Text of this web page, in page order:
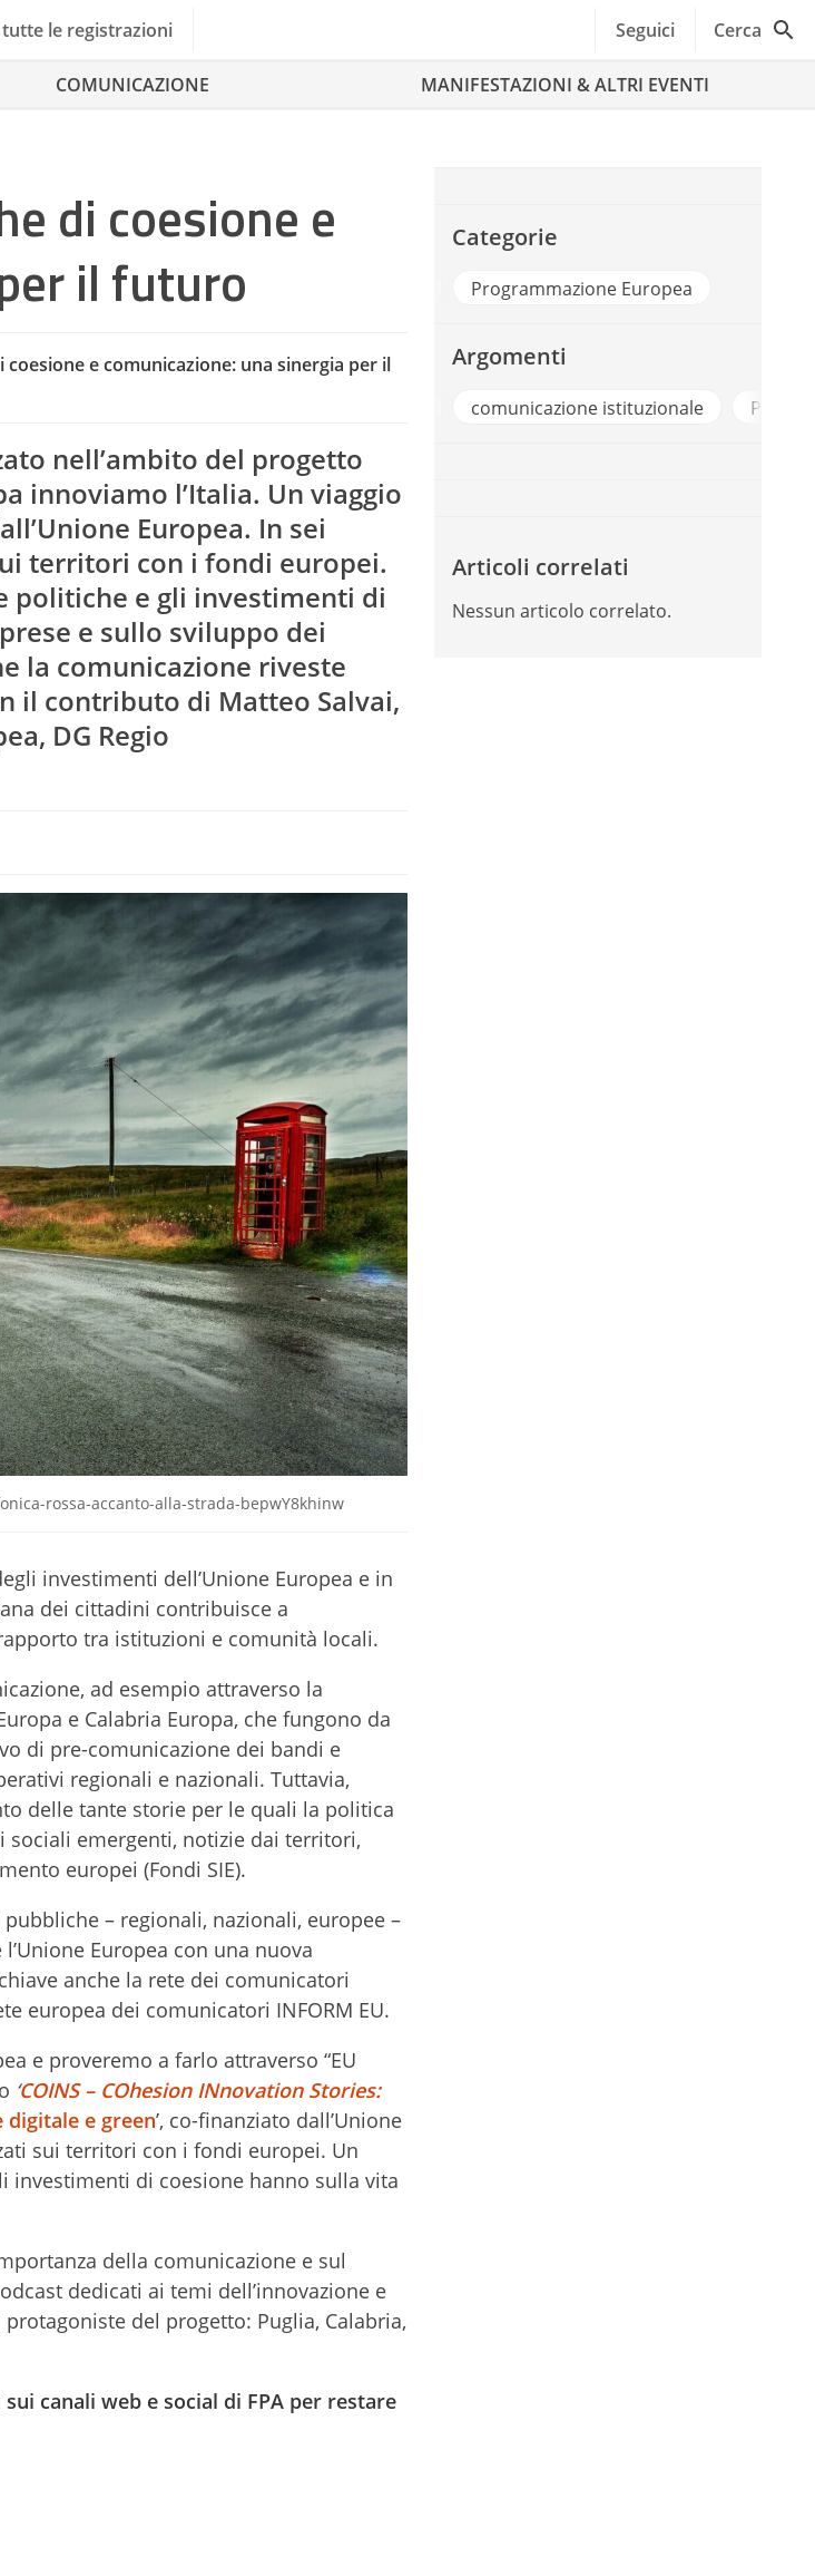
tutte le registrazioni Seguici Cerca
COMUNICAZIONE MANIFESTAZIONI & ALTRI EVENTI
di coesione e
il futuro
e comunicazione: una sinergia per il
nell’ambito del progetto
innoviamo l’Italia. Un viaggio
Europea. In sei
territori con i fondi europei.
politiche e gli investimenti di
e sullo sviluppo dei
la comunicazione riveste
il contributo di Matteo Salvai,
DG Regio
rossa-accanto-alla-strada-bepwY8khinw
investimenti dell’Unione Europea e in
dei cittadini contribuisce a
tra istituzioni e comunità locali.
ad esempio attraverso la
e Calabria Europa, che fungono da
di pre-comunicazione dei bandi e
regionali e nazionali. Tuttavia,
delle tante storie per le quali la politica
sociali emergenti, notizie dai territori,
europei (Fondi SIE).
– regionali, nazionali, europee –
Europea con una nuova
anche la rete dei comunicatori
europea dei comunicatori INFORM EU.
e proveremo a farlo attraverso “EU
‘COINS – COhesion INnovation Stories:
digitale e green’, co-finanziato dall’Unione
sui territori con i fondi europei. Un
di coesione hanno sulla vita
della comunicazione e sul
dedicati ai temi dell’innovazione e
del progetto: Puglia, Calabria,
sui canali web e social di FPA per restare
Categorie
Comunicazione Pubblica Programmazione Europea
Argomenti
comunicazione istituzionale Politiche Di
Articoli correlati
Nessun articolo correlato.